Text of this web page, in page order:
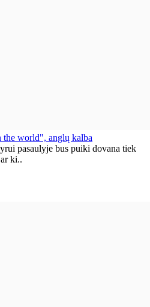
world", anglų kalba
pasaulyje bus puiki dovana tiek
ki..